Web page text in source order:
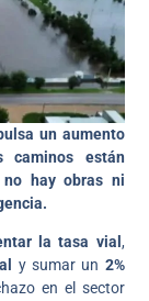
un aumento
caminos están
hay obras ni
la tasa vial ,
y sumar un 2%
en el sector